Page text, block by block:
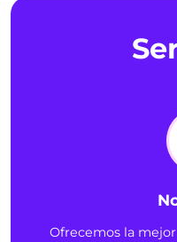
Ofrecemos la